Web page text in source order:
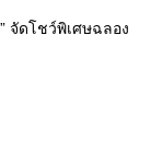
จัดโชว์พิเศษฉลอง